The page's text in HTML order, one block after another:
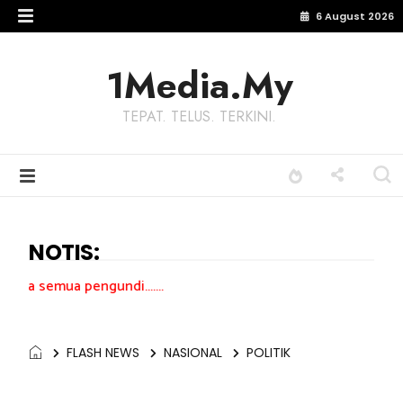
6 August 2026
1Media.My
TEPAT. TELUS. TERKINI.
NOTIS:
FLASH NEWS NASIONAL POLITIK